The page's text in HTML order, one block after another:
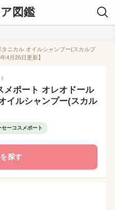
図鑑
ニカル オイルシャンプー(スカルプ
4月26日更新】
メポート オレオドール
イルシャンプー(スカル
セーコスメポート
探す